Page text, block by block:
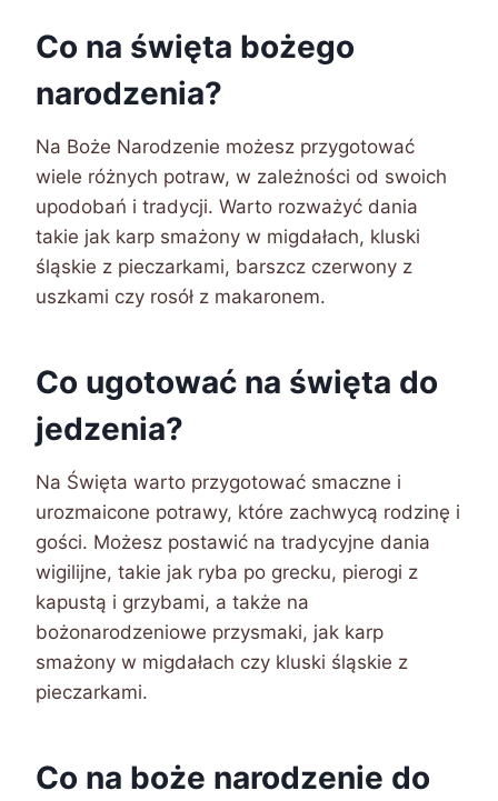
Co na święta bożego
narodzenia?
Na Boże Narodzenie możesz przygotować
wiele różnych potraw, w zależności od swoich
upodobań i tradycji. Warto rozważyć dania
takie jak karp smażony w migdałach, kluski
śląskie z pieczarkami, barszcz czerwony z
uszkami czy rosół z makaronem.
Co ugotować na święta do
jedzenia?
Na Święta warto przygotować smaczne i
urozmaicone potrawy, które zachwycą rodzinę i
gości. Możesz postawić na tradycyjne dania
wigilijne, takie jak ryba po grecku, pierogi z
kapustą i grzybami, a także na
bożonarodzeniowe przysmaki, jak karp
smażony w migdałach czy kluski śląskie z
pieczarkami.
Co na boże narodzenie do